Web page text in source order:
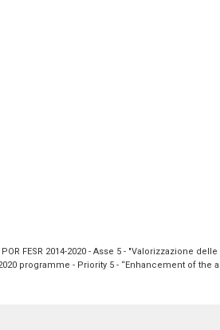
FESR 2014-2020 - Asse 5 - "Valorizzazione
programme - Priority 5 - “Enhancement of